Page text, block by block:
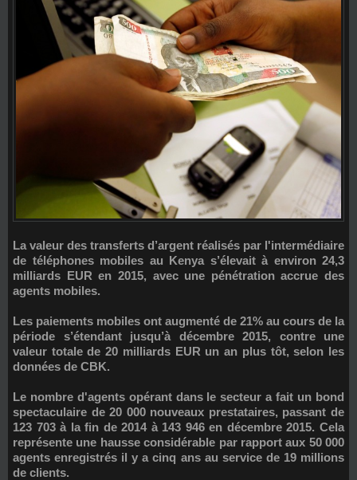
La valeur des transferts d’argent réalisés par l'intermédiaire
de téléphones mobiles au Kenya s’élevait à environ 24,3
milliards EUR en 2015, avec une pénétration accrue des
agents mobiles.
Les paiements mobiles ont augmenté de 21% au cours de la
période s’étendant jusqu’à décembre 2015, contre une
valeur totale de 20 milliards EUR un an plus tôt, selon les
données de CBK.
Le nombre d'agents opérant dans le secteur a fait un bond
spectaculaire de 20 000 nouveaux prestataires, passant de
123 703 à la fin de 2014 à 143 946 en décembre 2015. Cela
représente une hausse considérable par rapport aux 50 000
agents enregistrés il y a cinq ans au service de 19 millions
de clients.